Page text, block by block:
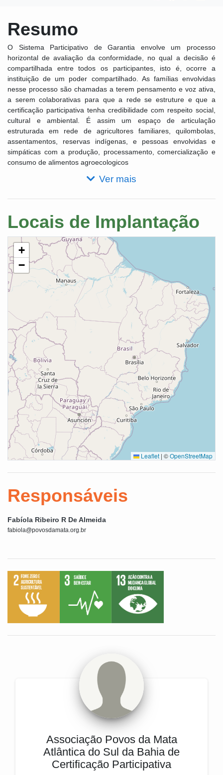
Resumo
O Sistema Participativo de Garantia envolve um processo
horizontal de avaliação da conformidade, no qual a decisão é
compartilhada entre todos os participantes, isto é, ocorre a
instituição de um poder compartilhado. As famílias envolvidas
nesse processo são chamadas a terem pensamento e voz ativa,
a serem colaborativas para que a rede se estruture e que a
certificação participativa tenha credibilidade com respeito social,
cultural e ambiental. É assim um espaço de articulação
estruturada em rede de agricultores familiares, quilombolas,
assentamentos, reservas indígenas, e pessoas envolvidas e
simpáticas com a produção, processamento, comercialização e
consumo de alimentos agroecologicos
Ver mais
Locais de Implantação
+
−
Leaflet | ©OpenStreetMap
Responsáveis
Fabíola Ribeiro R De Almeida
fabiola@povosdamata.org.br
Associação Povos da Mata
Atlântica do Sul da Bahia de
Certificação Participativa